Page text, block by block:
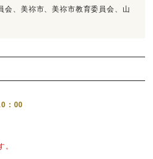
会、美祢市、美祢市教育委員会、山
：00
。